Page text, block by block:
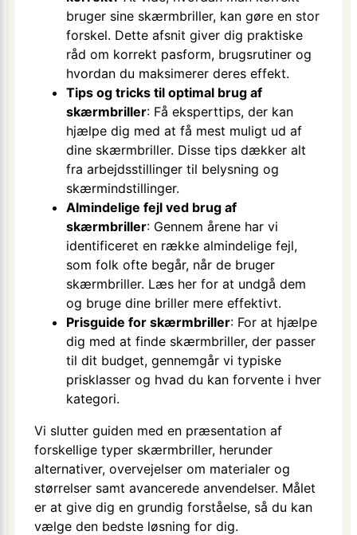
bruger sine skærmbriller, kan gøre en stor
forskel. Dette afsnit giver dig praktiske
råd om korrekt pasform, brugsrutiner og
hvordan du maksimerer deres effekt.
Tips og tricks til optimal brug af
skærmbriller: Få eksperttips, der kan
hjælpe dig med at få mest muligt ud af
dine skærmbriller. Disse tips dækker alt
fra arbejdsstillinger til belysning og
skærmindstillinger.
Almindelige fejl ved brug af
skærmbriller: Gennem årene har vi
identificeret en række almindelige fejl,
som folk ofte begår, når de bruger
skærmbriller. Læs her for at undgå dem
og bruge dine briller mere effektivt.
Prisguide for skærmbriller: For at hjælpe
dig med at finde skærmbriller, der passer
til dit budget, gennemgår vi typiske
prisklasser og hvad du kan forvente i hver
kategori.
Vi slutter guiden med en præsentation af
forskellige typer skærmbriller, herunder
alternativer, overvejelser om materialer og
størrelser samt avancerede anvendelser. Målet
er at give dig en grundig forståelse, så du kan
vælge den bedste løsning for dig.